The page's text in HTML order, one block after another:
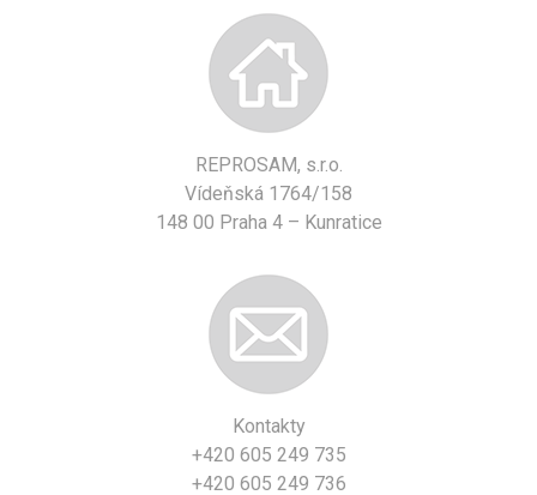
REPROSAM, s.r.o.
Vídeňská 1764/158
148 00 Praha 4 – Kunratice
Kontakty
+420 605 249 735
+420 605 249 736